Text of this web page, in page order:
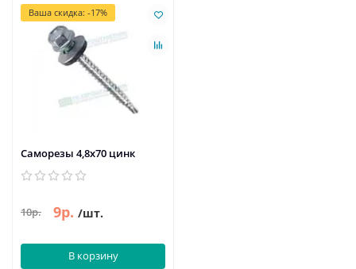
Ваша скидка: -17%
Саморезы 4,8х70 цинк
10р. 9р. /шт.
В корзину